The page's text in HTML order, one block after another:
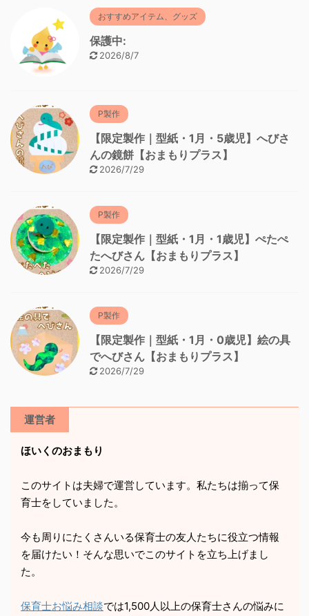
おすすめアイテム、グッズ
保護中:
2026/8/7
P製作
【限定製作｜型紙・1月・5歳児】へびさ
んの鏡餅【おまもりプラス】
2026/7/29
P製作
【限定製作｜型紙・1月・1歳児】ぺたぺ
たへびさん【おまもりプラス】
2026/7/29
P製作
【限定製作｜型紙・1月・0歳児】絵の具
でへびさん【おまもりプラス】
2026/7/29
運営者
ほいくのおまもり
このサイトは夫婦で運営しています。私たちは揃って保
育士をしていました。
今も周りにたくさんいる保育士の友人たちに役立つ情報
を届けたい！そんな思いでこのサイトを立ち上げまし
た。
保育士お悩み相談では1,500人以上の保育士さんの悩みに